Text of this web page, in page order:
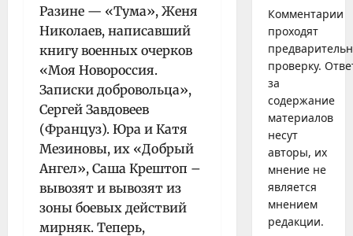
Разине — «Тума», Женя
Николаев, написавший
книгу военных очерков
«Моя Новороссия.
Записки добровольца»,
Сергей Завдовеев
(Француз). Юра и Катя
Мезиновы, их «Добрый
Ангел», Саша Крештоп –
вывозят и вывозят из
зоны боевых действий
мирняк. Теперь,
Комментарии
проходят
проверку.
за
содержание
материалов
несут
авторы, их
мнение не
является
мнением
редакции.